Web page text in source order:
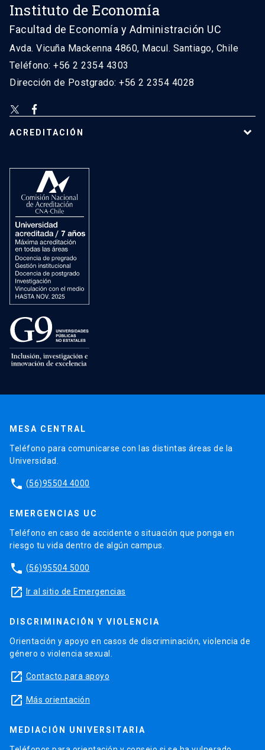
Instituto de Economía
Facultad de Economía y Administración UC
Avda. Vicuña Mackenna 4860, Macul. Santiago, Chile
Teléfono: +56 2 2354 4303
Dirección de Postgrado: +56 2 2354 4028
ACREDITACIÓN
MESA CENTRAL
Teléfono para comunicarse con las distintas áreas de la
Universidad.
phone (56)95504 4000
EMERGENCIAS UC
Teléfono en caso de accidente o situación que ponga en
riesgo tu vida dentro de algún campus.
phone (56)95504 5000
launch Ir al sitio de Emergencias
DISCRIMINACIÓN Y VIOLENCIA
Orientación y apoyo en casos de discriminación, violencia de
género o violencia sexual.
launch Contacto para apoyo
launch Más orientación
MEDIACIÓN UNIVERSITARIA